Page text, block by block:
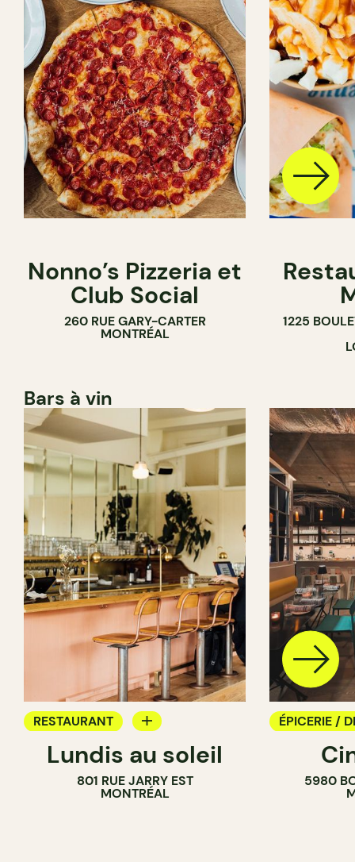
Nonno’s Pizzeria et
Club Social
260 RUE GARY-CARTER
MONTRÉAL
1225
Bars à vin
RESTAURANT
BAR À VIN
Lundis au soleil
801 RUE JARRY EST
MONTRÉAL
ÉPICERIE /
COMPTOIR
CAVISTE
5980